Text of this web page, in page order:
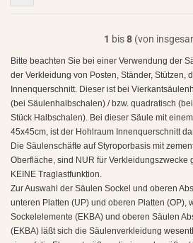
1 bis8(von
Bitte beachten Sie bei einer Verwendung der
der Verkleidung von Posten, Ständer, Stützen,
Innenquerschnitt. Dieser ist bei
(bei Säulenhalbschalen) / bzw. quadratisch
Stück Halbschalen). Bei dieser Säule mit
45x45cm, ist der Hohlraum Innenquerschnitt
Die Säulenschäfte auf Styroporbasis mit
Oberfläche, sind NUR für Verkleidungszwecke
KEINE Traglastfunktion.
Zur Auswahl der Säulen Sockel und oberen
unteren Platten (UP) und oberen Platten (OP),
Sockelelemente (EKBA) und oberen Säulen
(EKBA) läßt sich die Säulenverkleidung